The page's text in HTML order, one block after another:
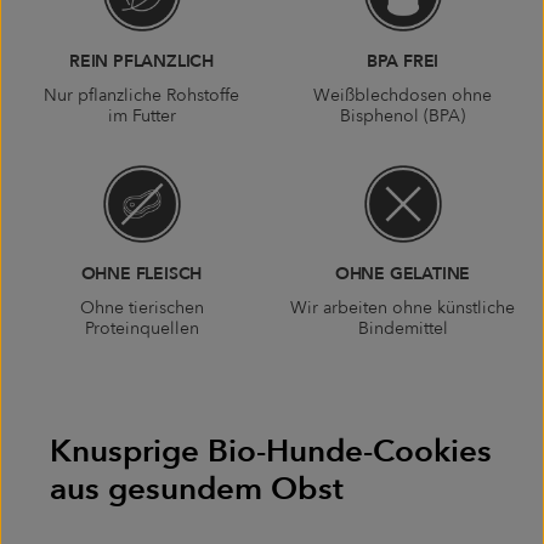
REIN PFLANZLICH
Nur pflanzliche Rohstoffe
im Futter
BPA FREI
Weißblechdosen ohne
Bisphenol (BPA)
OHNE FLEISCH
Ohne tierischen
Proteinquellen
OHNE GELATINE
Wir arbeiten ohne künstliche
Bindemittel
Knusprige Bio-Hunde-Cookies
aus gesundem Obst